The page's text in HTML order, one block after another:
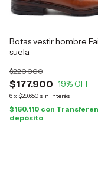
Botas vestir hombre
suela
$177.900
$220.000
19% OFF
6x $29.650 sin interés
$160.110 con
depósito